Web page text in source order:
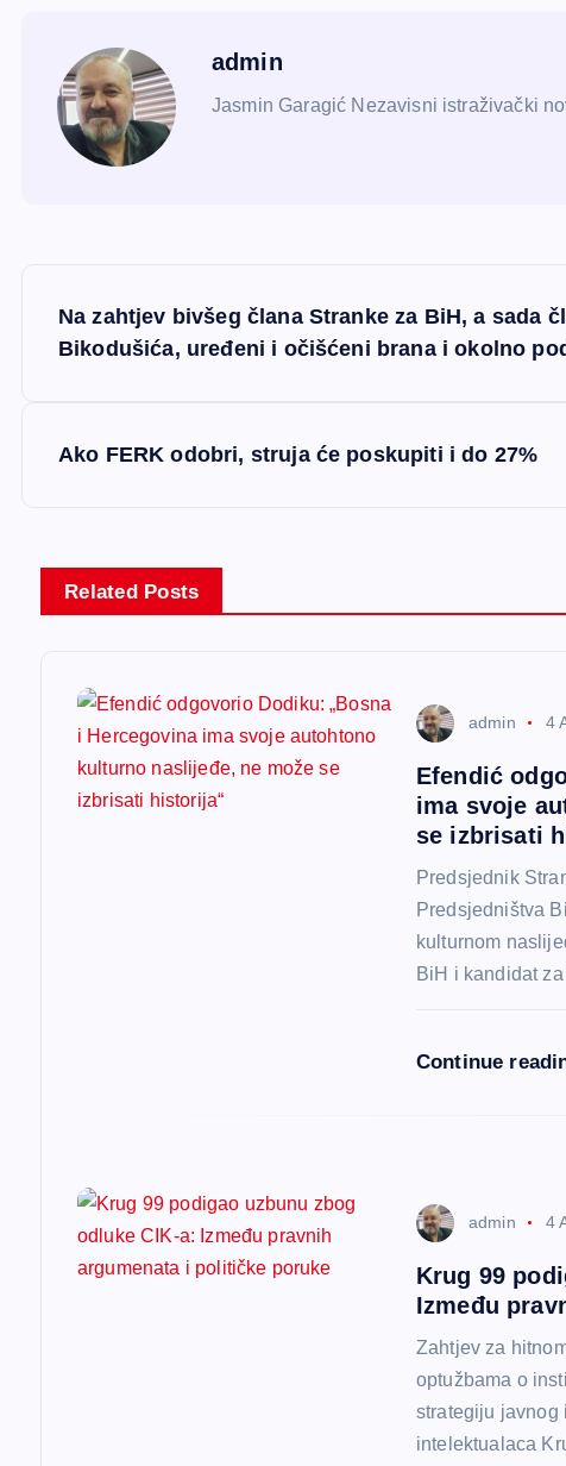
admin
Jasmin Garagić Nezavisni istraživački
N
g
a
Na zahtjev bivšeg člana Stranke za BiH, a sada
Bikodušića, uređeni i očišćeni brana i okolno
Ako FERK odobri, struja će poskupiti i do 27%
Related Posts
admin 4
Efendić
ima svoje
se izbrisati
Predsjednik
Predsjedništva
kulturnom
BiH i kandidat
Continue
admin 4
Krug 99
Između
Zahtjev za
optužbama o
strategiju javnog
intelektualaca